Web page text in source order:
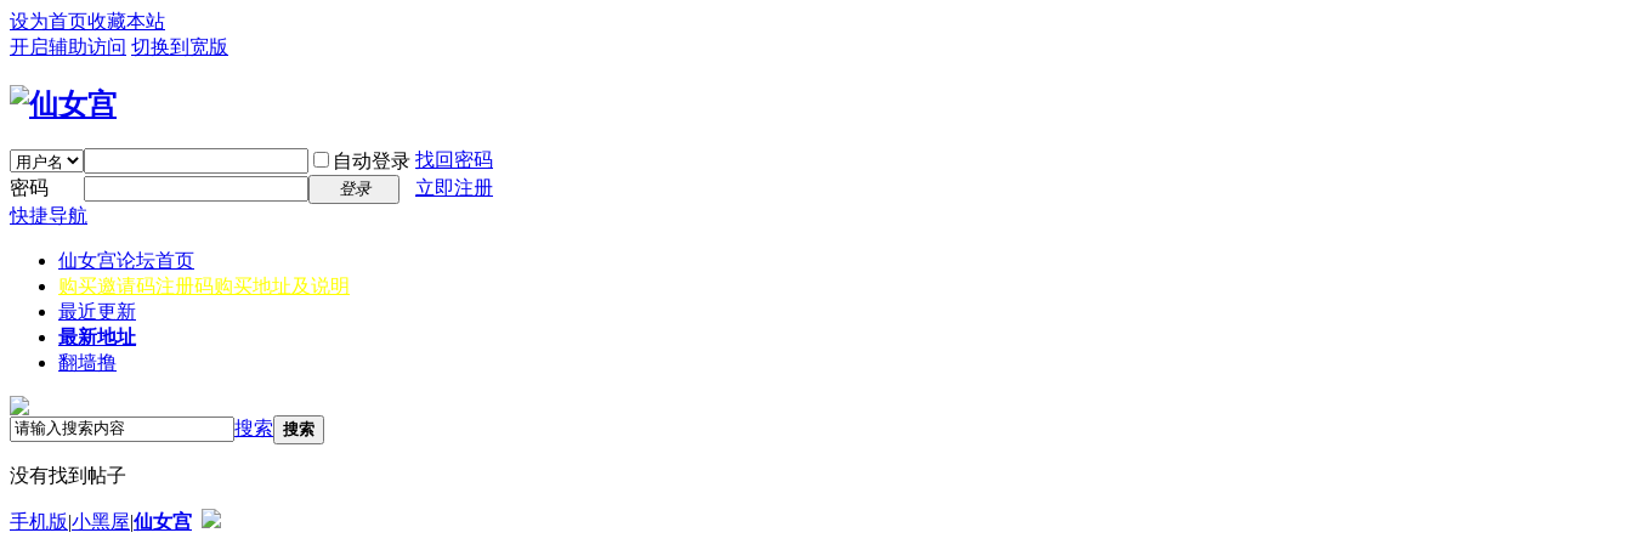
设为首页收藏本站
开启辅助访问 切换到宽版
自动登录 找回密码
密码
登录
立即注册
快捷导航
仙女宫论坛首页
购买邀请码注册码购买地址及说明
最近更新
最新地址
翻墙撸
搜索 搜索
没有找到帖子
手机版|小黑屋|仙女宫